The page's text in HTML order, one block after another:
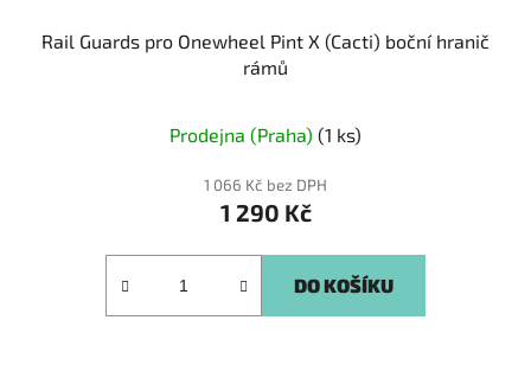
Rail Guards pro Onewheel Pint X (Cacti) boční hranič
rámů
Prodejna (Praha) (1 ks)
1 066 Kč bez DPH
1 290 Kč
DO KOŠÍKU